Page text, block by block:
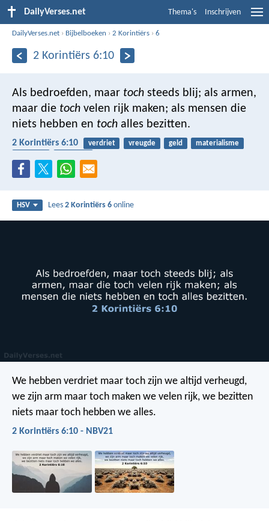
DailyVerses.net Thema's Inschrijven
DailyVerses.net › Bijbelboeken ›2 Korintiërs ›6
2 Korintiërs 6:10
Als bedroefden, maar toch steeds blij; als armen,
maar die toch velen rijk maken; als mensen die
niets hebben en toch alles bezitten.
2 Korintiërs 6:10 verdriet vreugde geld
materialisme
HSV Lees2 Korintiërs 6 online
We hebben verdriet maar toch zijn we altijd verheugd,
we zijn arm maar toch maken we velen rijk, we bezitten
niets maar toch hebben we alles.
2 Korintiërs 6:10 - NBV21